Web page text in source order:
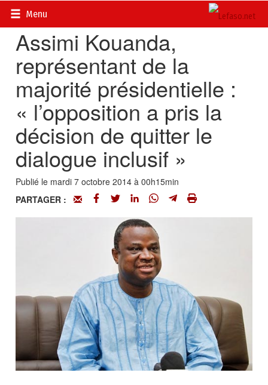
Menu
Accueil>
Assimi Kouanda,
représentant de la
majorité présidentielle :
« l’opposition a pris la
décision de quitter le
dialogue inclusif »
Publié le mardi 7 octobre 2014 à 00h15min
PARTAGER :